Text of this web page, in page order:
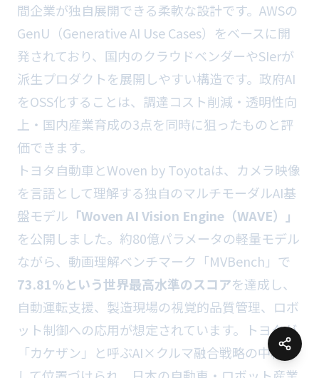
間企業が独自展開できる柔軟な設計です。AWSの
GenU（Generative AI Use Cases）をベースに開
発されており、国内のクラウドベンダーやSIerが
派生プロダクトを展開しやすい構造です。政府AI
をOSS化することは、調達コスト削減・透明性向
上・国内産業育成の3点を同時に狙ったものと評
価できます。
トヨタ自動車とWoven by Toyotaは、カメラ映像
を言語として理解する独自のマルチモーダルAI基
盤モデル 「Woven AI Vision Engine（WAVE）」
を公開しました。約80億パラメータの軽量モデル
ながら、動画理解ベンチマーク「MVBench」で
73.81%という世界最高水準のスコアを達成し、
自動運転支援、製造現場の視覚的品質管理、ロボ
ット制御への応用が想定されています。トヨタが
「カケザン」と呼ぶAI×クルマ融合戦略の中核と